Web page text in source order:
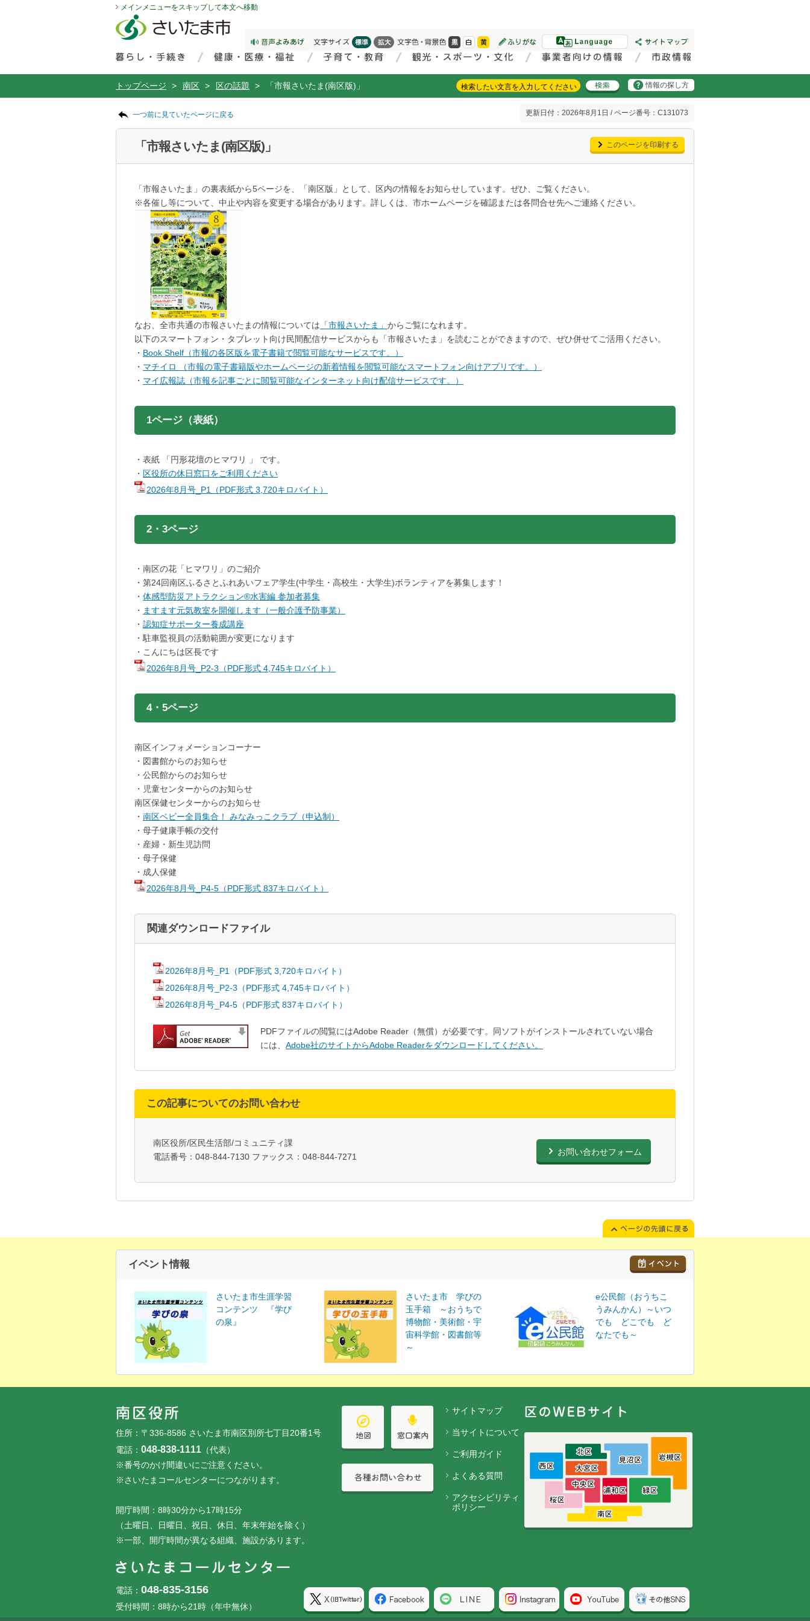
メインメニューをスキップして本文へ移動
トップページ > 南区 > 区の話題 > 「市報さいたま(南区版)」 情報の探し方
一つ前に見ていたページに戻る 更新日付：2026年8月1日 / ページ番号：C131073
「市報さいたま(南区版)」 このページを印刷する
「市報さいたま」の裏表紙から5ページを、「南区版」として、区内の情報をお知らせしています。ぜひ、ご覧ください。
※各催し等について、中止や内容を変更する場合があります。詳しくは、市ホームページを確認または各問合せ先へご連絡ください。
なお、全市共通の市報さいたまの情報については 「市報さいたま」 からご覧になれます。
以下のスマートフォン・タブレット向け民間配信サービスからも「市報さいたま」を読むことができますので、ぜひ併せてご活用ください。
・ Book Shelf（市報の各区版を電子書籍で閲覧可能なサービスです。）
・ マチイロ （市報の電子書籍版やホームページの新着情報を閲覧可能なスマートフォン向けアプリです。）
・ マイ広報誌（市報を記事ごとに閲覧可能なインターネット向け配信サービスです。）
1ページ（表紙）
・表紙 「円形花壇のヒマワリ 」 です。
・ 区役所の休日窓口をご利用ください
2026年8月号_P1（PDF形式 3,720キロバイト）
2・3ページ
・南区の花「ヒマワリ」のご紹介
・第24回南区ふるさとふれあいフェア学生(中学生・高校生・大学生)ボランティアを募集します！
・ 体感型防災アトラクション®水害編 参加者募集
・ ますます元気教室を開催します（一般介護予防事業）
・ 認知症サポーター養成講座
・駐車監視員の活動範囲が変更になります
・こんにちは区長です
2026年8月号_P2-3（PDF形式 4,745キロバイト）
4・5ページ
南区インフォメーションコーナー
・図書館からのお知らせ
・公民館からのお知らせ
・児童センターからのお知らせ
南区保健センターからのお知らせ
・ 南区ベビー全員集合！ みなみっこクラブ（申込制）
・母子健康手帳の交付
・産婦・新生児訪問
・母子保健
・成人保健
2026年8月号_P4-5（PDF形式 837キロバイト）
関連ダウンロードファイル
2026年8月号_P1（PDF形式 3,720キロバイト）
2026年8月号_P2-3（PDF形式 4,745キロバイト）
2026年8月号_P4-5（PDF形式 837キロバイト）
PDFファイルの閲覧にはAdobe Reader（無償）が必要です。同ソフトがインストールされていない場合
には、 Adobe社のサイトからAdobe Readerをダウンロードしてください。
この記事についてのお問い合わせ
南区役所/区民生活部/コミュニティ課
電話番号：048-844-7130 ファックス：048-844-7271
お問い合わせフォーム
イベント情報
さいたま市生涯学習
コンテンツ 『学び
の泉』
さいたま市 学びの
玉手箱 ～おうちで
博物館・美術館・宇
宙科学館・図書館等
～
e公民館（おうちこ
うみんかん）～いつ
でも どこでも ど
なたでも～
住所：〒336-8586 さいたま市南区別所七丁目20番1号
電話： 048-838-1111 （代表）
※番号のかけ間違いにご注意ください。
※さいたまコールセンターにつながります。
開庁時間：8時30分から17時15分
（土曜日、日曜日、祝日、休日、年末年始を除く）
※一部、開庁時間が異なる組織、施設があります。
電話： 048-835-3156
受付時間：8時から21時（年中無休）
サイトマップ
当サイトについて
ご利用ガイド
よくある質問
アクセシビリティ
ポリシー